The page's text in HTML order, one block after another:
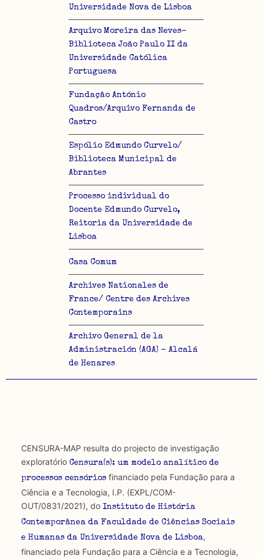
Universidade Nova de Lisboa
Arquivo Moreira das Neves-
Biblioteca João Paulo II da
Universidade Católica
Portuguesa
Fundação António
Quadros/Arquivo Fernanda de
Castro
Espólio Edmundo Curvelo/
Biblioteca Municipal de
Abrantes
Processo individual do
Docente Edmundo Curvelo,
Reitoria da Universidade de
Lisboa
Casa Comum
Archives Nationales de
France/ Centre des Archives
Contemporains
Archivo General de la
Administración (AGA) - Alcalá
de Henares
CENSURA-MAP resulta do projecto de investigação
exploratório Censura(s): um modelo analítico de
processos censóriosfinanciado pela Fundação para a
Ciência e a Tecnologia, I.P. (EXPL/COM-
OUT/0831/2021), do Instituto de História
Contemporânea da Faculdade de Ciências Sociais
e Humanas da Universidade Nova de Lisboa,
financiado pela Fundação para a Ciência e a Tecnologia,